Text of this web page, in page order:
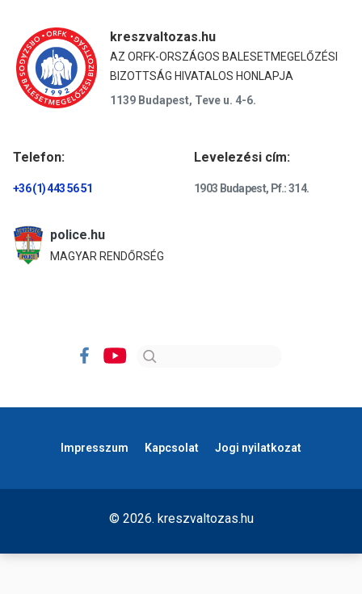
kreszvaltozas.hu
AZ ORFK-ORSZÁGOS BALESETMEGELŐZÉSI
BIZOTTSÁG HIVATALOS HONLAPJA
1139 Budapest, Teve u. 4-6.
Telefon:
+36 (1) 443 56 51
Levelezési cím:
1903 Budapest, Pf.: 314.
police.hu
MAGYAR RENDŐRSÉG
Impresszum Kapcsolat Jogi nyilatkozat
© 2026. kreszvaltozas.hu